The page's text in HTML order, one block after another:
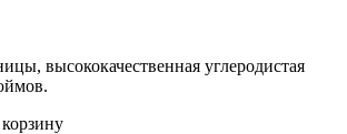
высококачественная углеродистая